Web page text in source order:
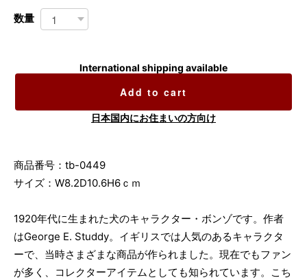
数量
International shipping available
Add to cart
日本国内にお住まいの方向け
商品番号：tb-0449
サイズ：W8.2D10.6H6ｃｍ
1920年代に生まれた犬のキャラクター・ボンゾです。作者
はGeorge E. Studdy。イギリスでは人気のあるキャラクタ
ーで、当時さまざまな商品が作られました。現在でもファン
が多く、コレクターアイテムとしても知られています。こち